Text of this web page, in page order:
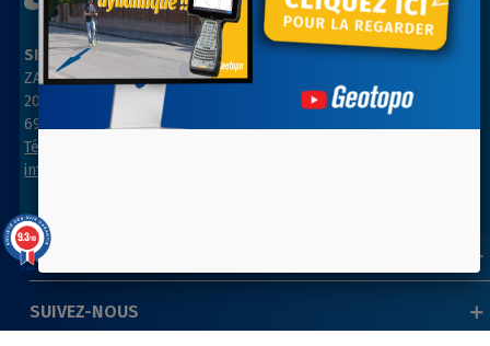
SIÈGE SOCIAL
ZAC des Grillons
208, rue de l’Ancienne Distillerie
69400 GLEIZÉ
Tél : 04 74 69 94 00
info@geotopo.fr
AGENCE PARIS NORD
3, rue des Prés
SUIVEZ-NOUS
INFORMATIONS
9.3/10
39 avis